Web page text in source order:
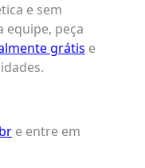
e sem
equipe, peça
grátis e
e entre em